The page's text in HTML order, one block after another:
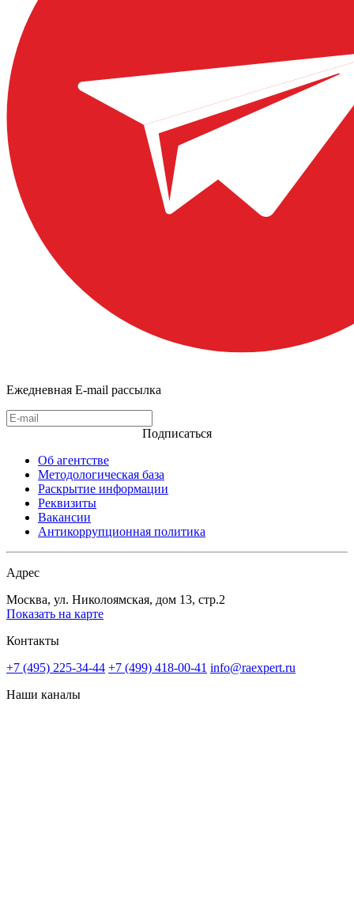
Ежедневная E-mail рассылка
Подписаться
Об агентстве
Методологическая база
Раскрытие информации
Реквизиты
Вакансии
Антикоррупционная политика
Адрес
Москва, ул. Николоямская, дом 13, стр.2
Показать на карте
Контакты
+7 (495) 225-34-44 +7 (499) 418-00-41 info@raexpert.ru
Наши каналы